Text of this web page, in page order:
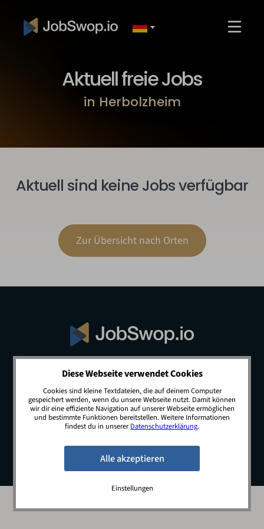
Aktuell freie Jobs
in Herbolzheim
Aktuell sind keine Jobs verfügbar
Zur Übersicht nach Orten
© 2026 JobSwop.io · All rights reserved.
Blog Jobs Newsletter
Kontakt
Preise
Impressum Datenschutz
Diese Webseite verwendet Cookies
Cookies sind kleine Textdateien, die auf deinem Computer
gespeichert werden, wenn du unsere Webseite nutzt. Damit können
wir dir eine effiziente Navigation auf unserer Webseite ermöglichen
und bestimmte Funktionen bereitstellen. Weitere Informationen
findest du in unsererDatenschutzerklärung.
Einstellungen